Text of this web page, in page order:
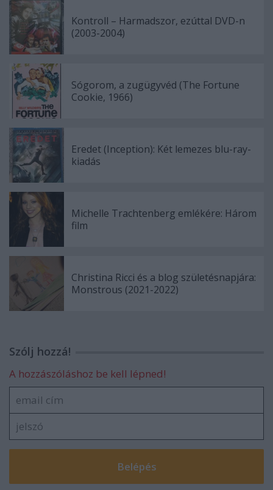
Kontroll – Harmadszor, ezúttal DVD-n
(2003-2004)
Sógorom, a zugügyvéd (The Fortune
Cookie, 1966)
Eredet (Inception): Két lemezes blu-ray-
kiadás
Michelle Trachtenberg emlékére: Három
film
Christina Ricci és a blog születésnapjára:
Monstrous (2021-2022)
Szólj hozzá!
A hozzászóláshoz be kell lépned!